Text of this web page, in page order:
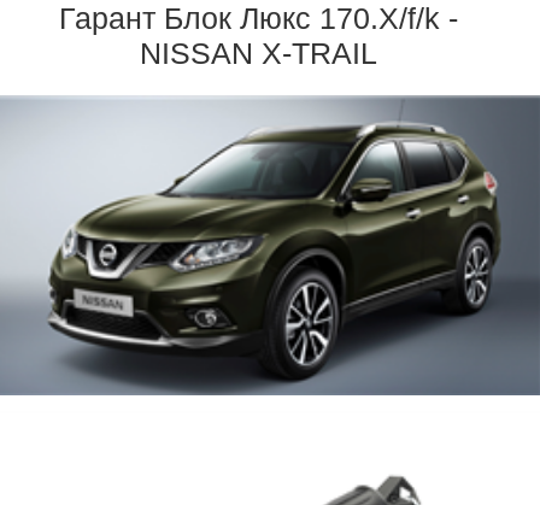
Гарант Блок Люкс 170.Х/f/k -
NISSAN X-TRAIL